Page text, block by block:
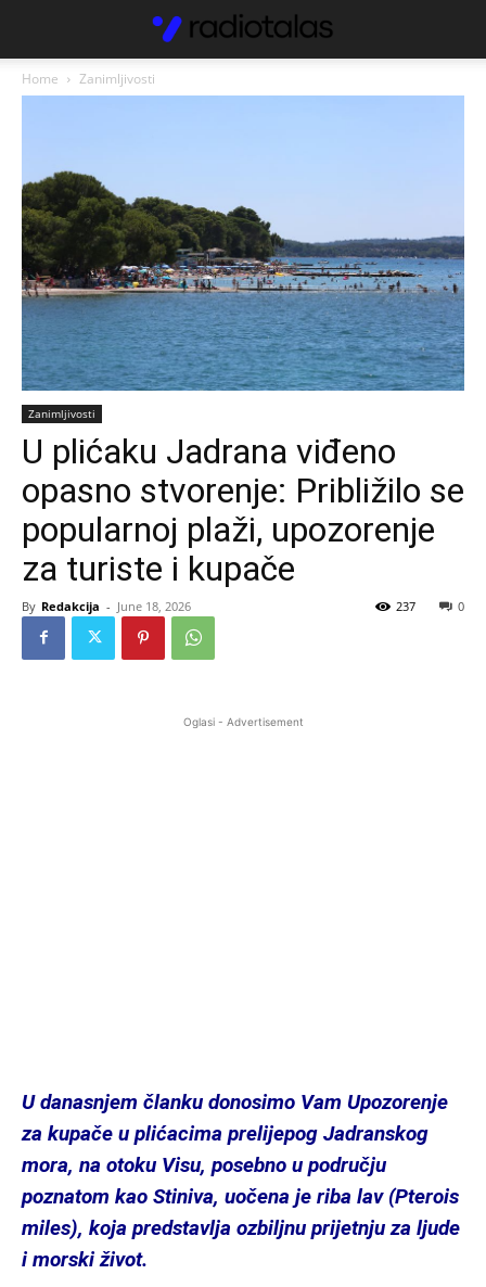
Home Zanimljivosti
Zanimljivosti
U plićaku Jadrana viđeno
opasno stvorenje: Približilo se
popularnoj plaži, upozorenje
za turiste i kupače
By Redakcija - June 18, 2026 0
237
Oglasi - Advertisement
U danasnjem članku donosimo Vam Upozorenje
za kupače u plićacima prelijepog Jadranskog
mora, na otoku Visu, posebno u području
poznatom kao Stiniva, uočena je riba lav (Pterois
miles), koja predstavlja ozbiljnu prijetnju za ljude
i morski život.